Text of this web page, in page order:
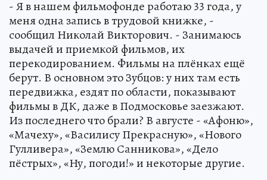
- Я в нашем фильмофонде работаю 33 года, у
меня одна запись в трудовой книжке, -
сообщил Николай Викторович. - Занимаюсь
выдачей и приемкой фильмов, их
перекодированием. Фильмы на плёнках ещё
берут. В основном это Зубцов: у них там есть
передвижка, ездят по области, показывают
фильмы в ДК, даже в Подмосковье заезжают.
Из последнего что брали? В августе - «Афоню»,
«Мачеху», «Василису Прекрасную», «Нового
Гулливера», «Землю Санникова», «Дело
пёстрых», «Ну, погоди!» и некоторые другие.